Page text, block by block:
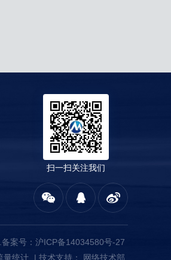
扫一扫关注我们
案号： 沪ICP备14034580号-27
量统计 | 技术支持： 网络技术部